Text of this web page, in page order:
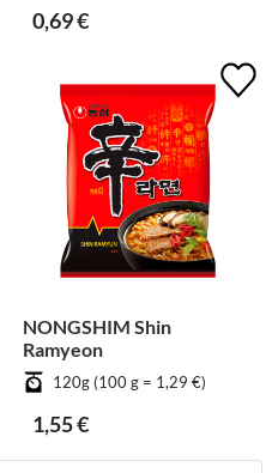
0,69 €
NONGSHIM Shin
Ramyeon
120g (100 g = 1,29 €)
1,55 €